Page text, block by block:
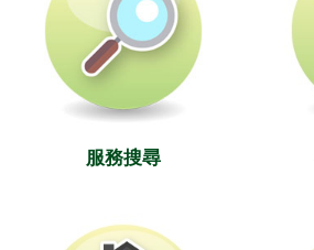
服務搜尋